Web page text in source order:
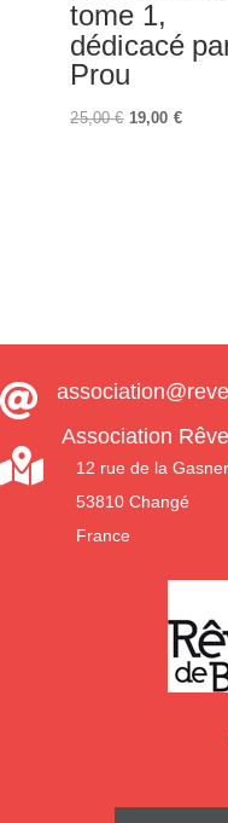
tome 1,
dédicacé
Prou
25,00€ Le
19,00 €Le


Association
12 rue de la
53810 Changé
France